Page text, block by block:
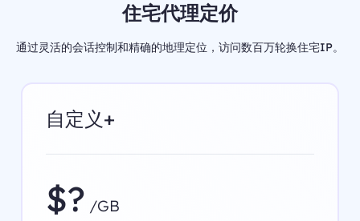
住宅代理定价
通过灵活的会话控制和精确的地理定位，访问数百万轮换住宅IP。
自定义+
$? /GB